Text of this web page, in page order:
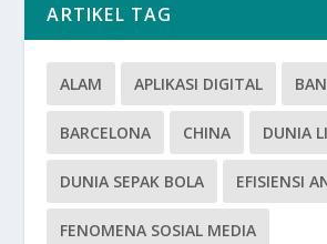
ARTIKEL TAG
ALAM APLIKASI DIGITAL
BARCELONA CHINA DUNIA
DUNIA SEPAK BOLA EFISIENSI
FENOMENA SOSIAL MEDIA